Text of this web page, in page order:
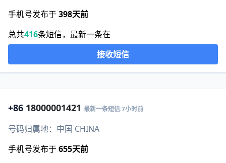
手机号发布于398天前
总共416条短信，最新一条在
接收短信
+86 18000001421 最新一条短信:7小时前
号码归属地：中国 CHINA
手机号发布于655天前